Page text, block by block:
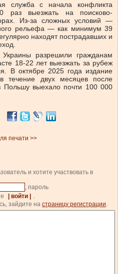
служба с начала конфликта
раз выезжать на поисково-
Из-за сложных условий —
рельефа — как минимум 39
находят пострадавших и
разрешили гражданам
18-22 лет выезжать за рубеж
В октябре 2025 года издание
течение двух месяцев после
Польшу выехало почти 100 000
печати >>
и хотите участвовать в
, пароль
| войти |
.
зайдите на страницу регистрации.